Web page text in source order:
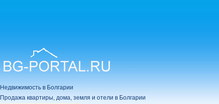
Недвижимость в Болгарии
Продажа квартиры, дома, земля и отели в Болгарии